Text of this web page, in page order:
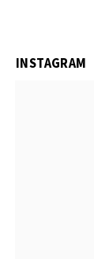
INSTAGRAM